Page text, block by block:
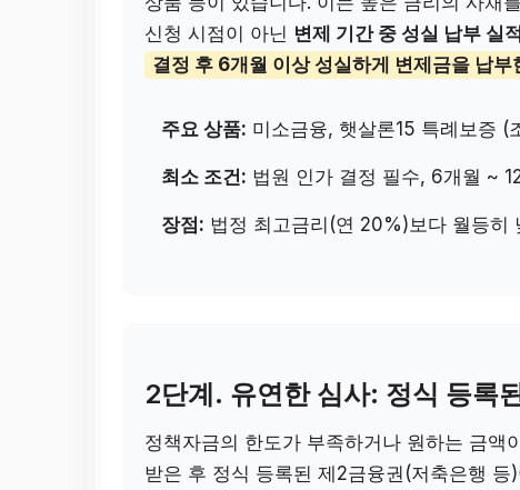
신청 시점이 아닌 변제 기간 중 성실 납부 실적
결정 후 6개월 이상 성실하게 변제금을 납
주요 상품: 미소금융, 햇살론15 특례보증 (
최소 조건: 법원 인가 결정 필수, 6개월 ~
장점: 법정 최고금리(연 20%)보다 월등히
2단계. 유연한 심사: 정식 등록
정책자금의 한도가 부족하거나 원하는 금액
받은 후 정식 등록된 제2금융권(저축은행